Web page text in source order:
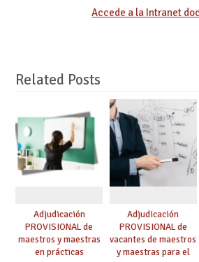
Accede a la Intranet
Related Posts
Adjudicación
PROVISIONAL de
maestros y maestras
en prácticas
Adjudicación
PROVISIONAL de
vacantes de maestros
y maestras para el